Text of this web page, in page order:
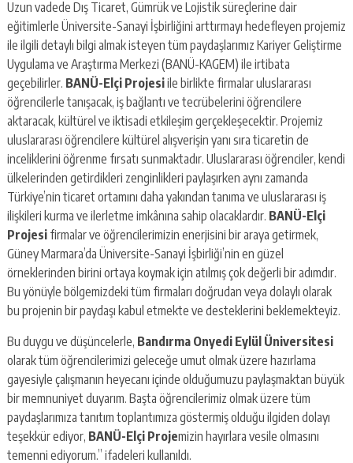
Uzun vadede Dış Ticaret, Gümrük ve Lojistik süreçlerine dair
eğitimlerle Üniversite-Sanayi İşbirliğini arttırmayı hedefleyen projemiz
ile ilgili detaylı bilgi almak isteyen tüm paydaşlarımız Kariyer Geliştirme
Uygulama ve Araştırma Merkezi (BANÜ-KAGEM) ile irtibata
geçebilirler. BANÜ-Elçi Projesiile birlikte firmalar uluslararası
öğrencilerle tanışacak, iş bağlantı ve tecrübelerini öğrencilere
aktaracak, kültürel ve iktisadi etkileşim gerçekleşecektir. Projemiz
uluslararası öğrencilere kültürel alışverişin yanı sıra ticaretin de
inceliklerini öğrenme fırsatı sunmaktadır. Uluslararası öğrenciler, kendi
ülkelerinden getirdikleri zenginlikleri paylaşırken aynı zamanda
Türkiye’nin ticaret ortamını daha yakından tanıma ve uluslararası iş
ilişkileri kurma ve ilerletme imkânına sahip olacaklardır. BANÜ-Elçi
Projesifirmalar ve öğrencilerimizin enerjisini bir araya getirmek,
Güney Marmara’da Üniversite-Sanayi İşbirliği’nin en güzel
örneklerinden birini ortaya koymak için atılmış çok değerli bir adımdır.
Bu yönüyle bölgemizdeki tüm firmaları doğrudan veya dolaylı olarak
bu projenin bir paydaşı kabul etmekte ve desteklerini beklemekteyiz.
Bu duygu ve düşüncelerle, Bandırma Onyedi Eylül Üniversitesi
olarak tüm öğrencilerimizi geleceğe umut olmak üzere hazırlama
gayesiyle çalışmanın heyecanı içinde olduğumuzu paylaşmaktan büyük
bir memnuniyet duyarım. Başta öğrencilerimiz olmak üzere tüm
paydaşlarımıza tanıtım toplantımıza göstermiş olduğu ilgiden dolayı
teşekkür ediyor, BANÜ-Elçi Projemizin hayırlara vesile olmasını
temenni ediyorum.” ifadeleri kullanıldı.